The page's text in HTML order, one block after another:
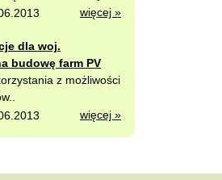
więcej »
dla woj.
budowę farm PV
z możliwości
więcej »